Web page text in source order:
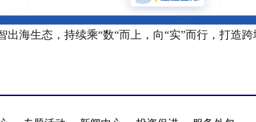
海生态，持续乘“数“而上，向“实”而行，打造